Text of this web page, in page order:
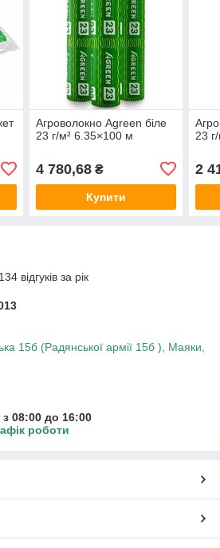
Агроволокно Agreen біле
23 г/м² 6.35×100 м
4 780,68₴
Купити
23
2
відгуків за рік
15б (Радянської армії 15б ), Маяки,
08:00 до 16:00
роботи